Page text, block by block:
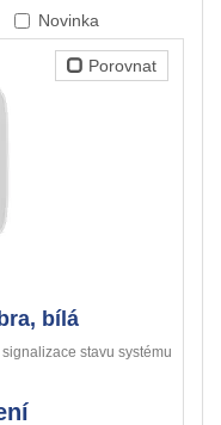
Novinka
Porovnat
bílá
stavu systému